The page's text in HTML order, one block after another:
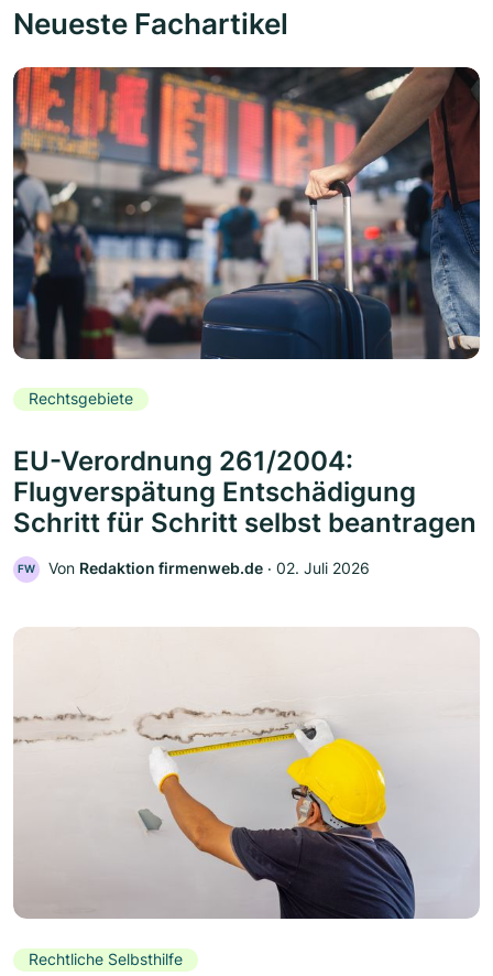
Neueste Fachartikel
Rechtsgebiete
EU-Verordnung 261/2004:
Flugverspätung Entschädigung
Schritt für Schritt selbst beantragen
FW Von Redaktion firmenweb.de ‧ 02. Juli 2026
Rechtliche Selbsthilfe